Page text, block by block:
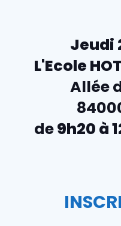
Jeudi
L'Ecole
Allée
de9h20 à